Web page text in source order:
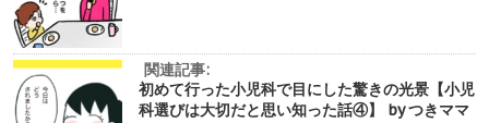
関連記事:
初めて行った小児科で目にした驚きの光景【小児
科選びは大切だと思い知った話④】 by つきママ